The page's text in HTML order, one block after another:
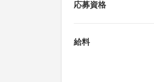
応募資格
給料